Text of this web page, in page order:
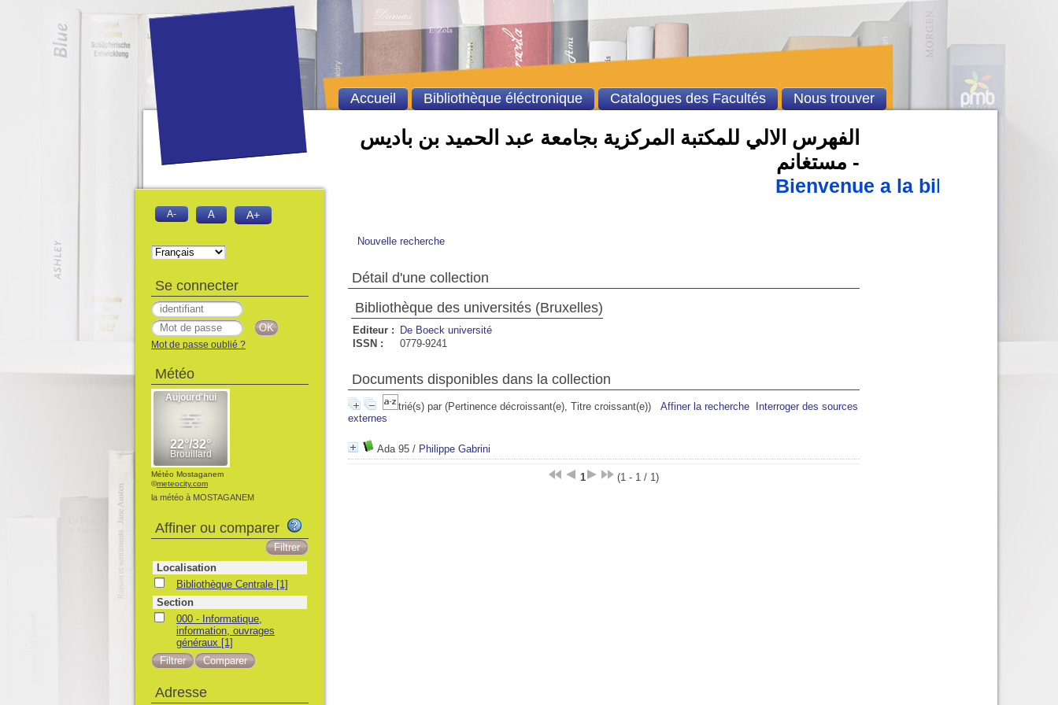
الفهرس الالي للمكتبة المركزية بجامعة عبد الحميد بن باديس
- مستغانم
Bienvenue a la bibliothèque
Nouvelle recherche
Détail d'une collection
Bibliothèque des universités (Bruxelles)
Editeur :
De Boeck université
ISSN :
0779-9241
Documents disponibles dans la collection
trié(s) par (Pertinence décroissant(e), Titre croissant(e)) Affiner la recherche
Interroger des sources
externes
Ada 95 / Philippe Gabrini
1 (1 - 1 / 1)
Accueil Bibliothèque éléctronique Catalogues des Facultés Nous trouver
A- A A+
Se connecter
Mot de passe oublié ?
Météo
Météo Mostaganem
©meteocity.com
la météo à MOSTAGANEM
Affiner ou comparer
Localisation
Bibliothèque Centrale [1]
Section
000 - Informatique,
information, ouvrages
généraux [1]
Adresse